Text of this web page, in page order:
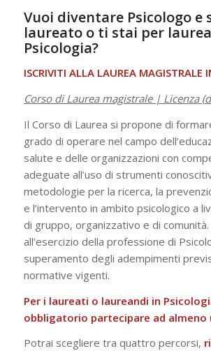
Vuoi diventare Psicologo e
laureato o ti stai per
Psicologia?
ISCRIVITI ALLA LAUREA MAGISTRALE
Corso di Laurea magistrale | Licenza
Il Corso di Laurea si propone di
grado di operare nel campo
salute e delle organizzazioni con
adeguate all’uso di strumenti
metodologie per la ricerca, la
e l’intervento in ambito psicologico a
di gruppo, organizzativo e di
all’esercizio della professione di
superamento degli adempimenti
normative vigenti.
Per i laureati o laureandi in
obbligatorio partecipare ad almeno
Potrai scegliere tra quattro percorsi,